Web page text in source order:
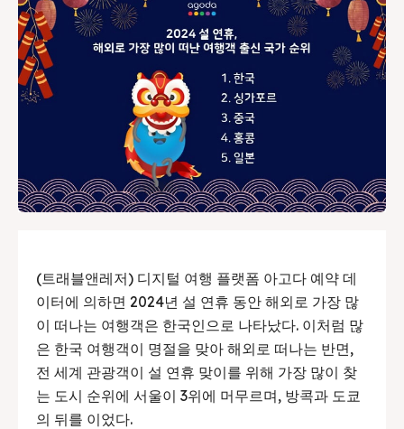
(트래블앤레저) 디지털 여행 플랫폼 아고다 예약 데
이터에 의하면 2024년 설 연휴 동안 해외로 가장 많
이 떠나는 여행객은 한국인으로 나타났다. 이처럼 많
은 한국 여행객이 명절을 맞아 해외로 떠나는 반면,
전 세계 관광객이 설 연휴 맞이를 위해 가장 많이 찾
는 도시 순위에 서울이 3위에 머무르며, 방콕과 도쿄
의 뒤를 이었다.